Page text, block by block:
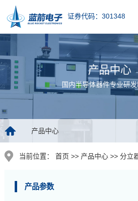
证券代码：301348
产品中心
国内半导体器件专业研
产品中心
当前位置： 首页 >> 产品中心 >> 分立
产品参数